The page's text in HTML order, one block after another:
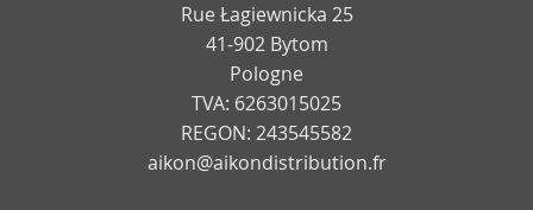
Rue Łagiewnicka 25
41-902 Bytom
Pologne
TVA: 6263015025
REGON: 243545582
aikon@aikondistribution.fr